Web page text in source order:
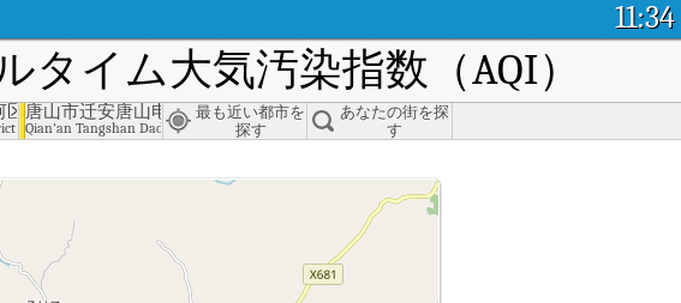
11:34
タイム大気汚染指数（AQI）
区管委会
Management Committee, Tangshan
唐山市迁安唐山电大迁安分校
Qian'an Tangshan Dada Qian'an Campus, Tangshan
最も近い都市を
探す
あなたの街を探
す
。